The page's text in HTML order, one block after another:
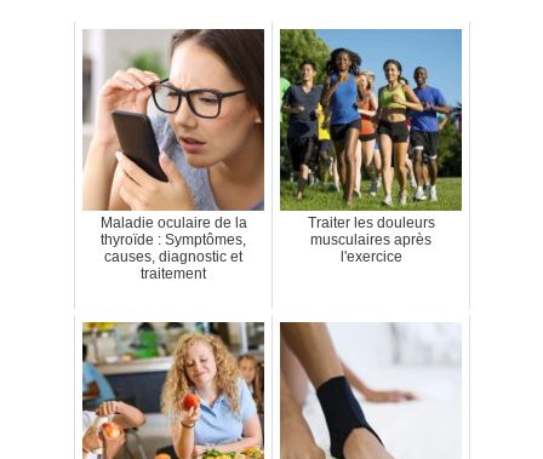
Maladie oculaire de la
thyroïde : Symptômes,
causes, diagnostic et
traitement
Traiter les douleurs
musculaires après
l'exercice